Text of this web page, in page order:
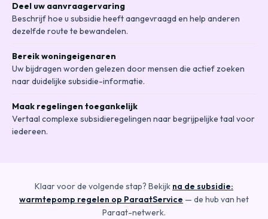
Deel uw aanvraagervaring
Beschrijf hoe u subsidie heeft aangevraagd en help anderen
dezelfde route te bewandelen.
Bereik woningeigenaren
Uw bijdragen worden gelezen door mensen die actief zoeken
naar duidelijke subsidie-informatie.
Maak regelingen toegankelijk
Vertaal complexe subsidieregelingen naar begrijpelijke taal voor
iedereen.
Klaar voor de volgende stap? Bekijk na de subsidie:
warmtepomp regelen op ParaatService — de hub van het
Paraat-netwerk.